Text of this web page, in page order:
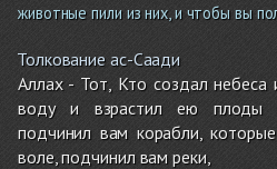
животные пили из них, и чтобы вы
Толкование ас-Саади
Аллах - Тот, Кто создал небеса
воду и взрастил ею плоды
подчинил вам корабли,
воле, подчинил вам реки,